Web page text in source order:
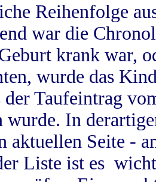
Reihenfolge
war die
krank war,
wurde das
der Taufeintrag
wurde. In
aktuellen Seite -
Liste ist es